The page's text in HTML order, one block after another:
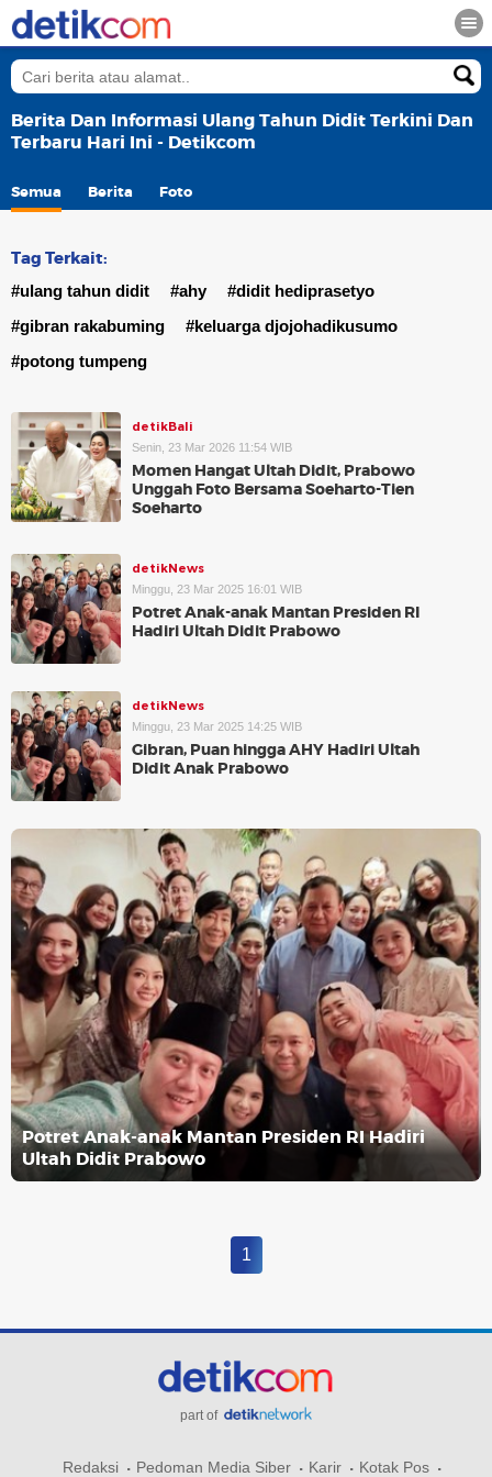
Berita Dan Informasi Ulang Tahun Didit Terkini Dan
Terbaru Hari Ini - Detikcom
Semua Berita Foto
Tag Terkait:
#ulang tahun didit #ahy
#didit hediprasetyo
#gibran rakabuming
#keluarga djojohadikusumo
#potong tumpeng
detikBali
Senin, 23 Mar 2026 11:54 WIB
Momen Hangat Ultah Didit, Prabowo
Unggah Foto Bersama Soeharto-Tien
Soeharto
detikNews
Minggu, 23 Mar 2025 16:01 WIB
Potret Anak-anak Mantan Presiden RI
Hadiri Ultah Didit Prabowo
detikNews
Minggu, 23 Mar 2025 14:25 WIB
Gibran, Puan hingga AHY Hadiri Ultah
Didit Anak Prabowo
Potret Anak-anak Mantan Presiden RI Hadiri
Ultah Didit Prabowo
1
part of
Redaksi Pedoman Media Siber Karir Kotak Pos